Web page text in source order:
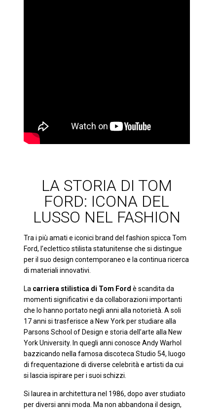
LA STORIA DI TOM
FORD: ICONA DEL
LUSSO NEL FASHION
Tra i più amati e iconici brand del fashion spicca Tom
Ford, l’eclettico stilista statunitense che si distingue
per il suo design contemporaneo e la continua ricerca
di materiali innovativi.
La carriera stilistica di Tom Ford è scandita da
momenti significativi e da collaborazioni importanti
che lo hanno portato negli anni alla notorietà. A soli
17 anni si trasferisce a New York per studiare alla
Parsons School of Design e storia dell’arte alla New
York University. In quegli anni conosce Andy Warhol
bazzicando nella famosa discoteca Studio 54, luogo
di frequentazione di diverse celebrità e artisti da cui
si lascia ispirare per i suoi schizzi.
Si laurea in architettura nel 1986, dopo aver studiato
per diversi anni moda. Ma non abbandona il design,